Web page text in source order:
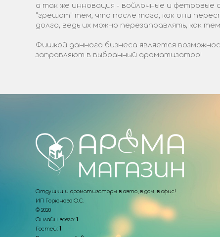
а так же инновация - войлочные и
"грешат" тем, что после того, как они
долго, ведь их можно перезаправлять, как
Фишкой данного бизнеса является
заправляют в выбранный ароматизатор!
Отдушки и ароматизаторы в авто, в дом, в офис!
ИП Горюнова О.С.
© 2020
Онлайн всего: 1
Гостей: 1